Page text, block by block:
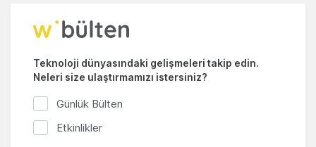
Teknoloji dünyasındaki gelişmeleri takip edin.
Neleri size ulaştırmamızı istersiniz?
Günlük Bülten
Etkinlikler